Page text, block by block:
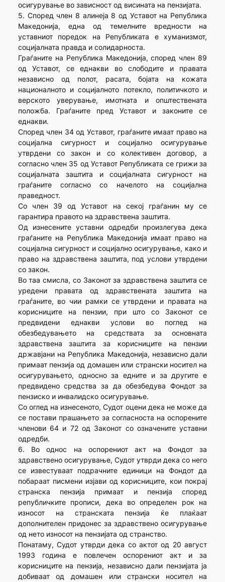
осигурување во зависност од висината на пензијата.
5. Според член 8 алинеја 8 од Уставот на Република
Македонија, една од темелните вредности на
уставниот поредок на Републиката е хуманизмот,
социјалната правда и солидарноста.
Граѓаните на Република Македонија, според член 89
од Уставот, се еднакви во слободите и правата
независно од полот, расата, бојата на кожата
националното и социјалното потекло, политичкото и
верското уверување, имотната и општествената
положба. Граѓаните пред Уставот и законите се
еднакви.
Според член 34 од Уставот, граѓаните имаат право на
социјална сигурност и социјално осигурување
утврдени со закон и со колективен договор, а
согласно член 35 од Уставот Републиката се грижи за
социјалната заштита и социјалната сигурност на
граѓаните согласно со начелото на социјална
праведност.
Со член 39 од Уставот на секој граѓанин му се
гарантира правото на здравствена заштита.
Од изнесените уставни одредби произлегува дека
граѓаните на Република Македонија имаат право на
социјална сигурност и социјално осигурување, како и
право на здравствена заштита, под услови утврдени
со закон.
Во таа смисла, со Законот за здравствена заштита се
уредени правата од здравствената заштита на
граѓаните, во чии рамки се утврдени и правата на
корисниците на пензии, при што со Законот се
предвидени еднакви услови во поглед на
обезбедувањето на средствата за основната
здравствена заштита за корисниците на пензии
државјани на Република Македонија, независно дали
примаат пензија од домашен или странски носител на
осигурувањето, односно за едните и за другите е
предвидено средства за да обезбедува Фондот за
пензиско и инвалидско осигурување.
Со оглед на изнесеното, Судот оцени дека не може да
се постави прашањето за согласноста на оспорените
членови 64 и 72 од Законот со означените уставни
одредби.
6. Во однос на оспорениот акт на Фондот за
здравствено осигурување, Судот утврди дека со него
се известуваат подрачните единици на Фондот да
побараат писмени изјави од корисниците, кои покрај
странска пензија примаат и пензија според
републичките прописи, дека во определен рок на
износот на странската пензија ќе плаќаат
дополнителен придонес за здравствено осигурување
од нето износот на пензијата од странство.
Понатаму, Судот утврди дека со актот од 20 август
1993 година е повлечен оспорениот акт и за
корисниците на пензија, независно дали пензијата ја
добиваат од домашен или странски носител на